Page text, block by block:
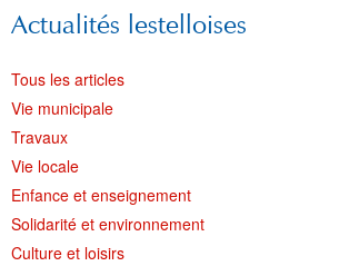
Actualités lestelloises
Tous les articles
Vie municipale
Travaux
Vie locale
Enfance et enseignement
Solidarité et environnement
Culture et loisirs